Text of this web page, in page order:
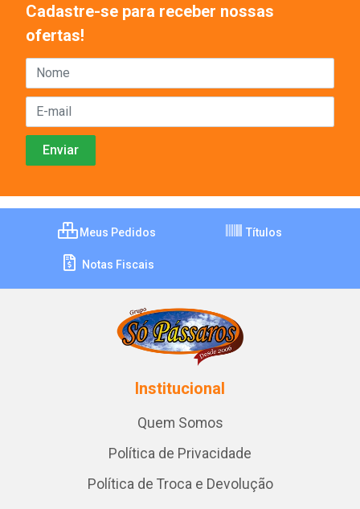
Cadastre-se para receber nossas
ofertas!
Meus Pedidos Títulos
Notas Fiscais
Institucional
Quem Somos
Política de Privacidade
Política de Troca e Devolução